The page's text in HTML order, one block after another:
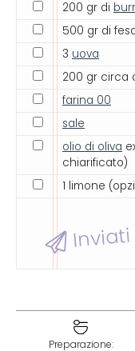
200 gr di
500 gr di
3 uova
200 gr circa
farina 00
sale
olio di oliva
chiarificato)
1 limone
Inviati
Preparazione: